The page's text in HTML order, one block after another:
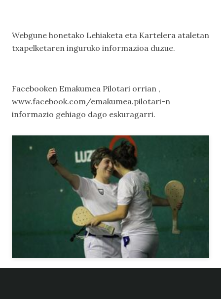
Webgune honetako Lehiaketa eta Kartelera ataletan
txapelketaren inguruko informazioa duzue.
Facebooken Emakumea Pilotari orrian ,
www.facebook.com/emakumea.pilotari-n
informazio gehiago dago eskuragarri.